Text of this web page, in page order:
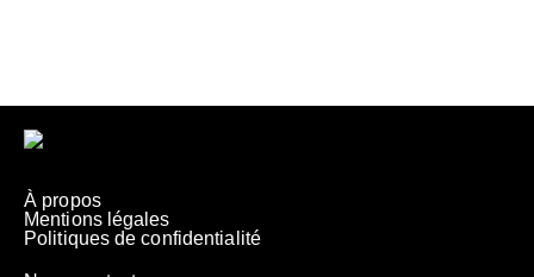
À propos
Mentions légales
Politiques de confidentialité